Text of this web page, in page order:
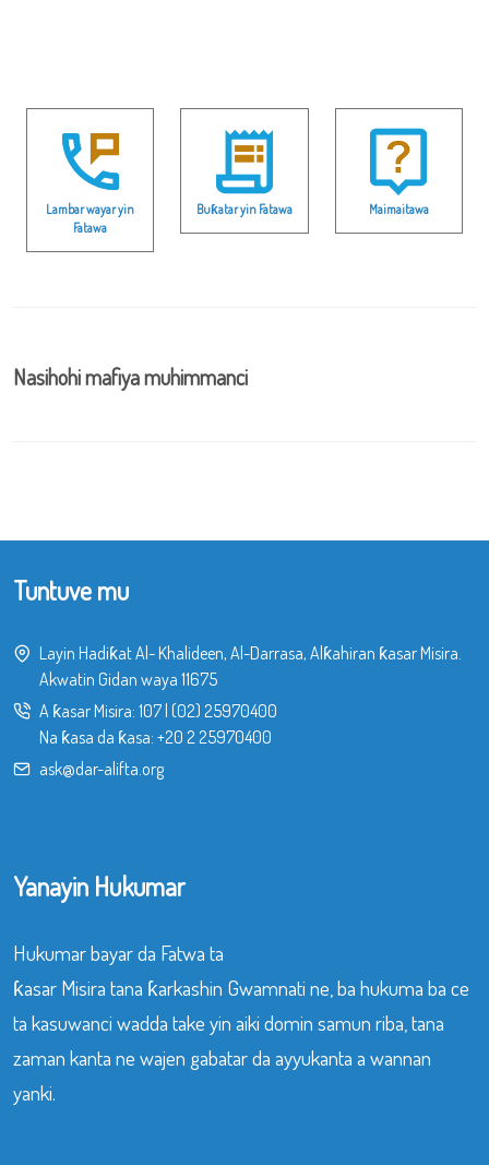
Lambar wayar yin
Fatawa
Buƙatar yin Fatawa Maimaitawa
Nasihohi mafiya muhimmanci
Tuntuve mu
Layin Hadiƙat Al- Khalideen, Al-Darrasa, Alƙahiran ƙasar Misira.
Akwatin Gidan waya 11675
A ƙasar Misira: 107| (02) 25970400
Na ƙasa da ƙasa: +20 2 25970400
ask@dar-alifta.org
Yanayin Hukumar
Hukumar bayar da Fatwa ta
ƙasar Misira tana ƙarkashin Gwamnati ne, ba hukuma ba ce
ta kasuwanci wadda take yin aiki domin samun riba, tana
zaman kanta ne wajen gabatar da ayyukanta a wannan
yanki.